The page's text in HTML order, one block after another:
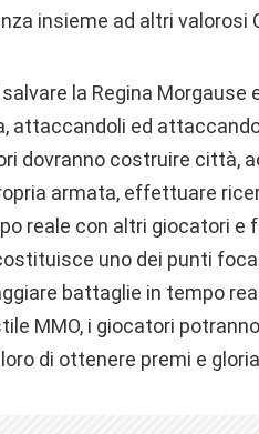
insieme ad altri valorosi
la Regina Morgause
attaccandoli ed
dovranno costruire città,
armata, effettuare
reale con altri giocatori e
uno dei punti
battaglie in tempo
MMO, i giocatori
di ottenere premi e